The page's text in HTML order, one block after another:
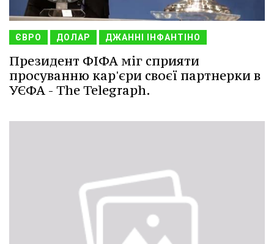
ЄВРО ДОЛАР ДЖАННІ ІНФАНТІНО
Президент ФІФА міг сприяти
просуванню кар'єри своєї партнерки в
УЄФА - The Telegraph.